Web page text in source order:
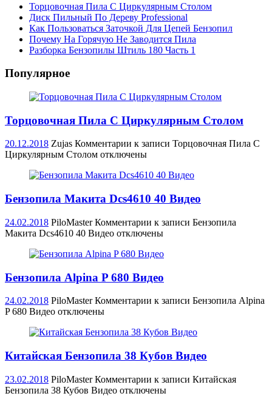
Торцовочная Пила С Циркулярным Столом
Диск Пильный По Дереву Professional
Как Пользоваться Заточкой Для Цепей Бензопил
Почему На Горячую Не Заводится Пила
Разборка Бензопилы Штиль 180 Часть 1
Популярное
Торцовочная Пила С Циркулярным Столом
20.12.2018 Zujas Комментарии к записи Торцовочная Пила С
Циркулярным Столом отключены
Бензопила Макита Dcs4610 40 Видео
24.02.2018 PiloMaster Комментарии к записи Бензопила
Макита Dcs4610 40 Видео отключены
Бензопила Alpina P 680 Видео
24.02.2018 PiloMaster Комментарии к записи Бензопила Alpina
P 680 Видео отключены
Китайская Бензопила 38 Кубов Видео
23.02.2018 PiloMaster Комментарии к записи Китайская
Бензопила 38 Кубов Видео отключены